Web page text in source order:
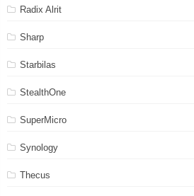
Radix Alrit
Sharp
Starbilas
StealthOne
SuperMicro
Synology
Thecus